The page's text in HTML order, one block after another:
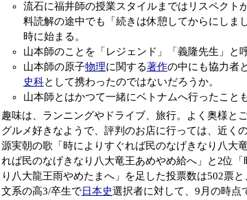
流石に福井師の授業スタイルまではリスペクト
料読解の途中でも「続きは休憩してからにしま
時に始まる。
山本師のことを「レジェンド」「義隆先生」と
山本師の原子物理に関する著作の中にも協力者
史科として携わったのではないだろうか。
山本師とはかつて一緒にベトナムへ行ったこと
趣味は、ランニングやドライブ、旅行。よく奥様と
グルメ好きなようで、評判のお店に行っては、近く
源実朝の歌「時によりすぐれば民のなげきなり八大
れば民のなげきなり八大竜王あめやめ給へ」と2位
り八大龍王雨やめたまへ」を足した投票数は502票
文系の高3/卒生で日本史選択者に対して、9月の時点